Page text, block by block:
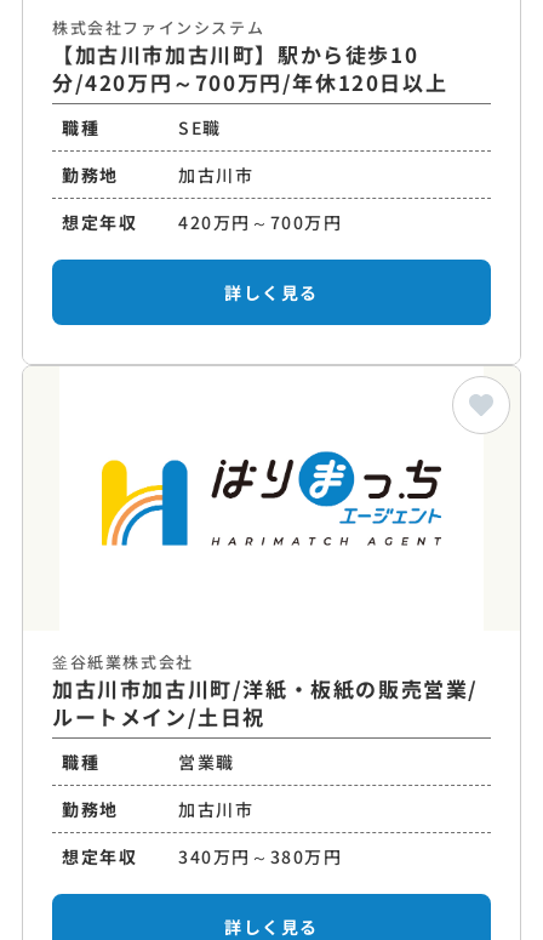
株式会社ファインシステム
【加古川市加古川町】駅から徒歩10
分/420万円～700万円/年休120日以上
職種
SE職
勤務地
加古川市
想定年収
420万円～700万円
詳しく見る
釜谷紙業株式会社
加古川市加古川町/洋紙・板紙の販売営業/
ルートメイン/土日祝
職種
営業職
勤務地
加古川市
想定年収
340万円～380万円
詳しく見る